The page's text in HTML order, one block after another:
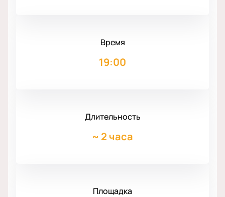
Время
19:00
Длительность
~ 2 часа
Площадка